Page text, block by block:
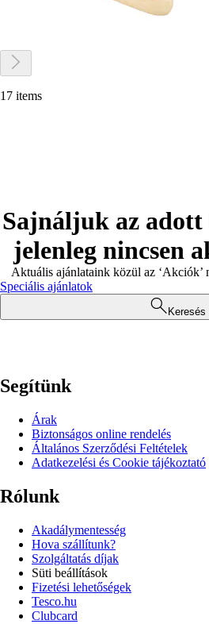
17 items
Sajnáljuk az
jelenleg nincsen
Aktuális ajánlataink közül az ‘Akciók’
Speciális ajánlatok
Keresés
Segítünk
Árak
Biztonságos online rendelés
Általános Szerződési Feltételek
Adatkezelési és Cookie tájékoztató
Rólunk
Akadálymentesség
Hova szállítunk?
Szolgáltatás díjak
Süti beállítások
Fizetési lehetőségek
Tesco.hu
Clubcard